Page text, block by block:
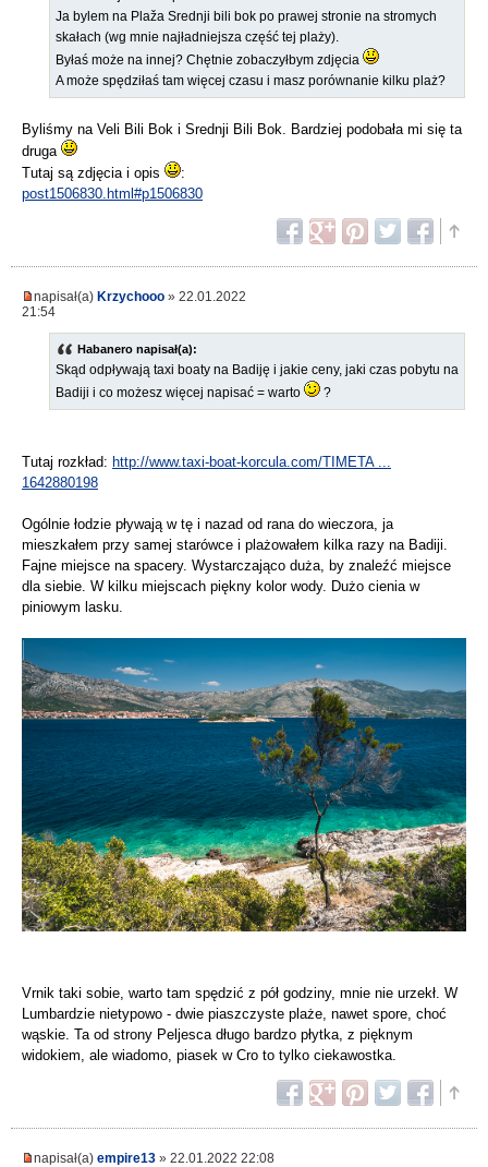
Ja bylem na Plaža Srednji bili bok po prawej stronie na stromych
skałach (wg mnie najładniejsza część tej plaży).
Byłaś może na innej? Chętnie zobaczyłbym zdjęcia
A może spędziłaś tam więcej czasu i masz porównanie kilku plaż?
Byliśmy na Veli Bili Bok i Srednji Bili Bok. Bardziej podobała mi się ta
druga
Tutaj są zdjęcia i opis
:
post1506830.html#p1506830
napisał(a) Krzychooo » 22.01.2022
21:54
Habanero napisał(a):
Skąd odpływają taxi boaty na Badiję i jakie ceny, jaki czas pobytu na
Badiji i co możesz więcej napisać = warto
?
Tutaj rozkład: http://www.taxi-boat-korcula.com/TIMETA ...
1642880198
Ogólnie łodzie pływają w tę i nazad od rana do wieczora, ja
mieszkałem przy samej starówce i plażowałem kilka razy na Badiji.
Fajne miejsce na spacery. Wystarczająco duża, by znaleźć miejsce
dla siebie. W kilku miejscach piękny kolor wody. Dużo cienia w
piniowym lasku.
Vrnik taki sobie, warto tam spędzić z pół godziny, mnie nie urzekł. W
Lumbardzie nietypowo - dwie piaszczyste plaże, nawet spore, choć
wąskie. Ta od strony Peljesca długo bardzo płytka, z pięknym
widokiem, ale wiadomo, piasek w Cro to tylko ciekawostka.
napisał(a) empire13 » 22.01.2022 22:08